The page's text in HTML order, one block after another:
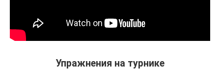
Упражнения на турнике